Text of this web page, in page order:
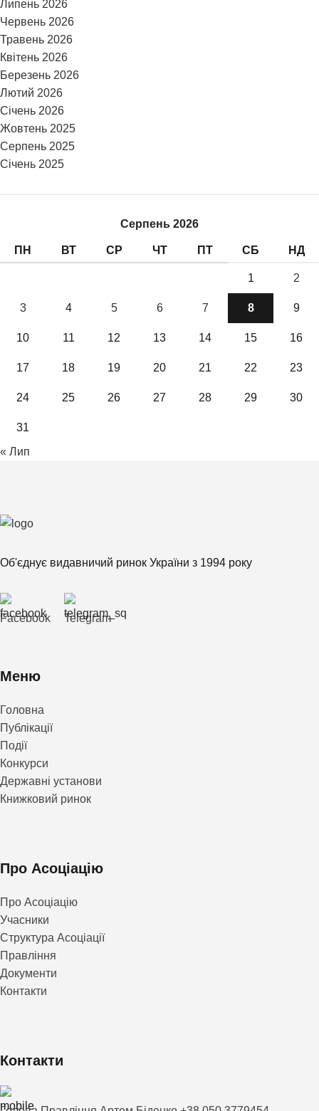
Липень 2026
Червень 2026
Травень 2026
Квітень 2026
Березень 2026
Лютий 2026
Січень 2026
Жовтень 2025
Серпень 2025
Січень 2025
Серпень 2026
ПН ВТ СР ЧТ ПТ СБ НД
1 2
3 4 5 6 7 8 9
10 11 12 13 14 15 16
17 18 19 20 21 22 23
24 25 26 27 28 29 30
31
« Лип
Об'єднує видавничий ринок України з 1994 року
Facebook Telegram
Меню
Головна
Публікації
Події
Конкурси
Державні установи
Книжковий ринок
Про Асоціацію
Про Асоціацію
Учасники
Структура Асоціації
Правління
Документи
Контакти
Контакти